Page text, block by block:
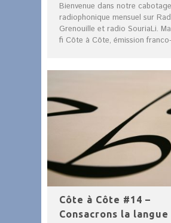
Bienvenue dans notre cabotage
radiophonique mensuel sur
Grenouille et radio SouriaLi.
fi Côte à Côte, émission
Côte à Côte #14 –
Consacrons la langue